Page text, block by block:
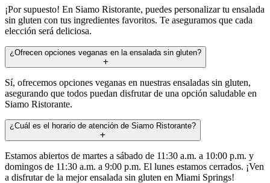
¡Por supuesto! En Siamo Ristorante, puedes personalizar tu ensalada
sin gluten con tus ingredientes favoritos. Te aseguramos que cada
elección será deliciosa.
¿Ofrecen opciones veganas en la ensalada sin gluten?
Sí, ofrecemos opciones veganas en nuestras ensaladas sin gluten,
asegurando que todos puedan disfrutar de una opción saludable en
Siamo Ristorante.
¿Cuál es el horario de atención de Siamo Ristorante?
Estamos abiertos de martes a sábado de 11:30 a.m. a 10:00 p.m. y
domingos de 11:30 a.m. a 9:00 p.m. El lunes estamos cerrados. ¡Ven
a disfrutar de la mejor ensalada sin gluten en Miami Springs!